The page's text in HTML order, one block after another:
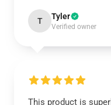
T Tyler
Verified owner
This product is